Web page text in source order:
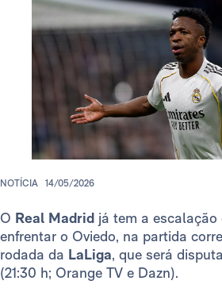
NOTÍCIA 14/05/2026
O Real Madrid já tem a escalação
enfrentar o Oviedo, na partida
rodada da LaLiga, que será
(21:30 h; Orange TV e Dazn).